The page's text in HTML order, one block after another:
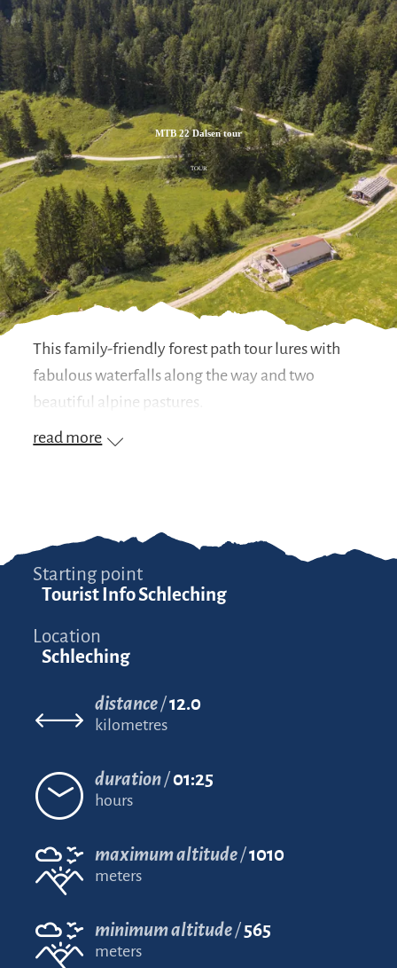
Zum
Inhalt
Zur
Suche
Zum
Footer
MTB 22 Dalsen tour
TOUR
This family-friendly forest path tour lures with
fabulous waterfalls along the way and two
beautiful alpine pastures.
read more
Starting point
Tourist Info Schleching
Location
Schleching
distance 12.0
kilometres
duration 01:25
hours
maximum altitude 1010
meters
minimum altitude 565
meters